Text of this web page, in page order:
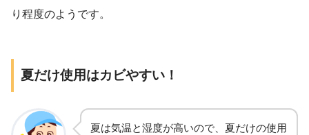
り程度のようです。
夏だけ使用はカビやすい！
夏は気温と湿度が高いので、夏だけの使用